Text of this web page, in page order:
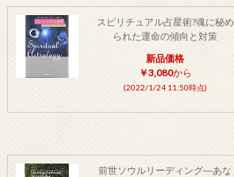
スピリチュアル占星術?魂に秘め
られた運命の傾向と対策
新品価格
￥3,080から
(2022/1/24 11:50時点)
前世ソウルリーディング―あな